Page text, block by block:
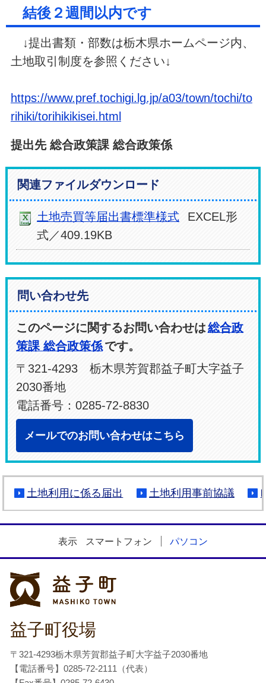
結後２週間以内です
↓提出書類・部数は栃木県ホームページ内、
土地取引制度を参照ください↓
https://www.pref.tochigi.lg.jp/a03/town/tochi/to
rihiki/torihikikisei.html
提出先 総合政策課 総合政策係
関連ファイルダウンロード
土地売買等届出書標準様式
EXCEL形
式／409.19KB
問い合わせ先
このページに関するお問い合わせは総合政
策課 総合政策係です。
〒321-4293 栃木県芳賀郡益子町大字益子
2030番地
電話番号：0285-72-8830
メールでのお問い合わせはこちら
土地利用に係る届出 土地利用事前協議
表示 スマートフォン パソコン
益子町役場
〒321-4293栃木県芳賀郡益子町大字益子2030番地
【電話番号】0285-72-2111（代表）